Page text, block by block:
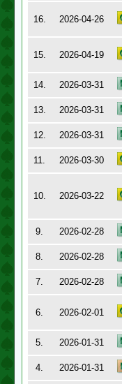
16. 2026-04-26
15. 2026-04-19
14. 2026-03-31
13.
2026-03-31
12.
2026-03-31
11.
2026-03-30
10. 2026-03-22
9. 2026-02-28
8.
2026-02-28
7.
2026-02-28
6. 2026-02-01
5. 2026-01-31
4.
2026-01-31